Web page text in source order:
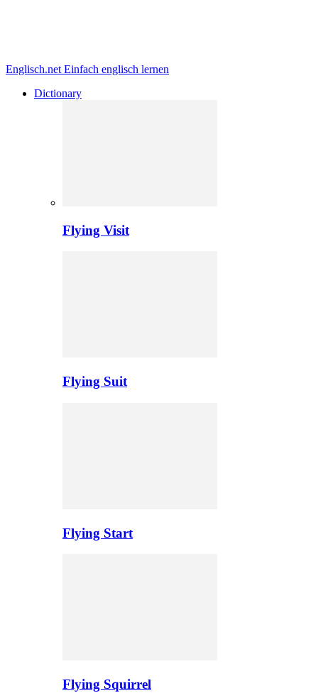
Englisch.net Einfach englisch lernen
Dictionary
Flying Visit
Flying Suit
Flying Start
Flying Squirrel